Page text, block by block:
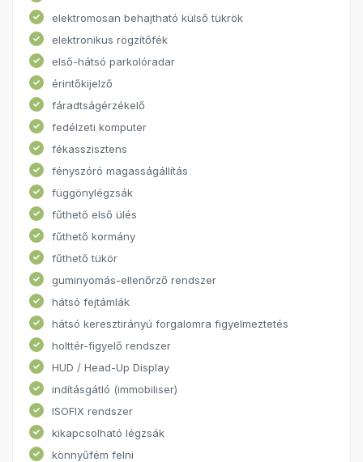
elektromosan behajtható külső tükrök
elektronikus rögzítőfék
első-hátsó parkolóradar
érintőkijelző
fáradtságérzékelő
fedélzeti komputer
fékasszisztens
fényszóró magasságállítás
függönylégzsák
fűthető első ülés
fűthető kormány
fűthető tükör
guminyomás-ellenőrző rendszer
hátsó fejtámlák
hátsó keresztirányú forgalomra figyelmeztetés
holttér-figyelő rendszer
HUD / Head-Up Display
indításgátló (immobiliser)
ISOFIX rendszer
kikapcsolható légzsák
könnyűfém felni